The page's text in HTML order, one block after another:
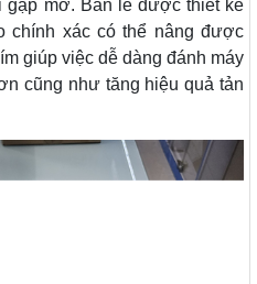
gập mở. Bản lề được thiết kế
chính xác có thể nâng được
giúp việc dễ dàng đánh máy
cũng như tăng hiệu quả tản